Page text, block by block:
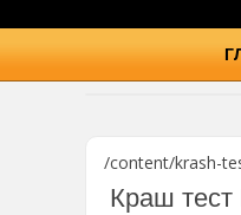
/content/krash-
Краш тест